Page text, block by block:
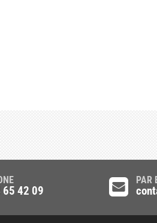
42 09
PAR